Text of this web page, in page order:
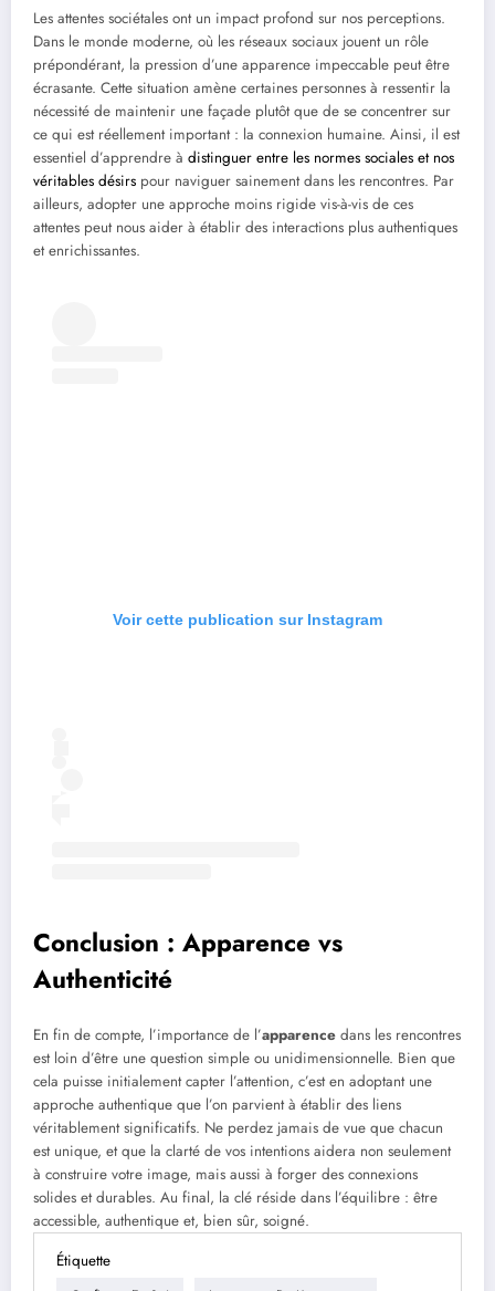
Les attentes sociétales ont un impact profond sur nos perceptions.
Dans le monde moderne, où les réseaux sociaux jouent un rôle
prépondérant, la pression d’une apparence impeccable peut être
écrasante. Cette situation amène certaines personnes à ressentir la
nécessité de maintenir une façade plutôt que de se concentrer sur
ce qui est réellement important : la connexion humaine. Ainsi, il est
essentiel d’apprendre à distinguer entre les normes sociales et nos
véritables désirs pour naviguer sainement dans les rencontres. Par
ailleurs, adopter une approche moins rigide vis-à-vis de ces
attentes peut nous aider à établir des interactions plus authentiques
et enrichissantes.
Voir cette publication sur Instagram
Conclusion : Apparence vs
Authenticité
En fin de compte, l’importance de l’apparence dans les rencontres
est loin d’être une question simple ou unidimensionnelle. Bien que
cela puisse initialement capter l’attention, c’est en adoptant une
approche authentique que l’on parvient à établir des liens
véritablement significatifs. Ne perdez jamais de vue que chacun
est unique, et que la clarté de vos intentions aidera non seulement
à construire votre image, mais aussi à forger des connexions
solides et durables. Au final, la clé réside dans l’équilibre : être
accessible, authentique et, bien sûr, soigné.
Étiquette